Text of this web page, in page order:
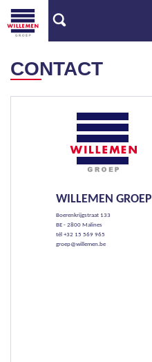
CONTACT
WILLEMEN GROEP
Boerenkrijgstraat 133
BE - 2800 Malines
tél +32 15 569 965
groep@willemen.be